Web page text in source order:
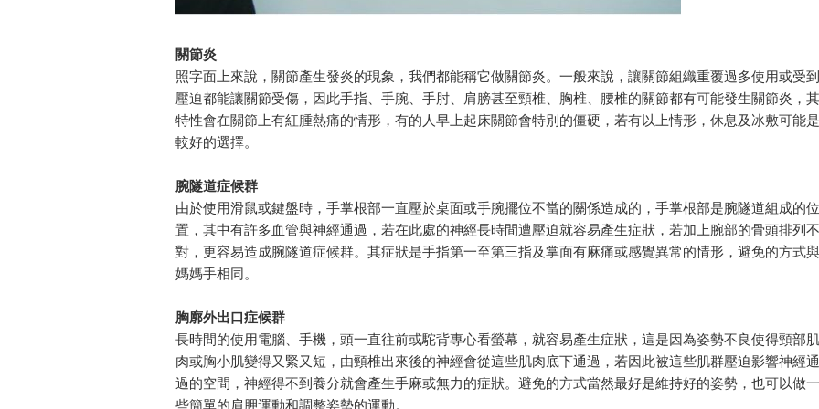
關節炎
照字面上來說，關節產生發炎的現象，我們都能稱它做關節炎。一般來說，讓關節組織重覆過多使用或受到
壓迫都能讓關節受傷，因此手指、手腕、手肘、肩膀甚至頸椎、胸椎、腰椎的關節都有可能發生關節炎，其
特性會在關節上有紅腫熱痛的情形，有的人早上起床關節會特別的僵硬，若有以上情形，休息及冰敷可能是
較好的選擇。
腕隧道症候群
由於使用滑鼠或鍵盤時，手掌根部一直壓於桌面或手腕擺位不當的關係造成的，手掌根部是腕隧道組成的位
置，其中有許多血管與神經通過，若在此處的神經長時間遭壓迫就容易產生症狀，若加上腕部的骨頭排列不
對，更容易造成腕隧道症候群。其症狀是手指第一至第三指及掌面有麻痛或感覺異常的情形，避免的方式與
媽媽手相同。
胸廓外出口症候群
長時間的使用電腦、手機，頭一直往前或駝背專心看螢幕，就容易產生症狀，這是因為姿勢不良使得頸部肌
肉或胸小肌變得又緊又短，由頸椎出來後的神經會從這些肌肉底下通過，若因此被這些肌群壓迫影響神經通
過的空間，神經得不到養分就會產生手麻或無力的症狀。避免的方式當然最好是維持好的姿勢，也可以做一
些簡單的肩胛運動和調整姿勢的運動。